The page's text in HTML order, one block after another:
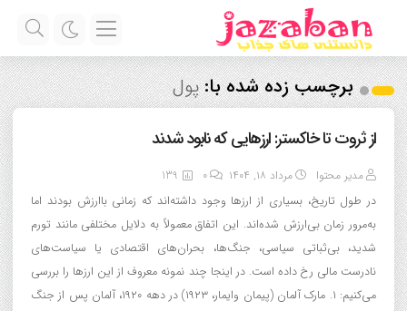
برچسب زده شده با:پول
از ثروت تا خاکستر: ارزهایی که نابود شدند
مدیر محتوا مرداد ۱۸, ۱۴۰۴ 0
139
در طول تاریخ، بسیاری از ارزها وجود داشته‌اند که زمانی باارزش بودند اما
به‌مرور زمان بی‌ارزش شده‌اند. این اتفاق معمولاً به دلایل مختلفی مانند تورم
شدید، بی‌ثباتی سیاسی، جنگ‌ها، بحران‌های اقتصادی یا سیاست‌های
نادرست مالی رخ داده است. در اینجا چند نمونه معروف از این ارزها را بررسی
می‌کنیم: ۱. مارک آلمان (پیمان وایمار، ۱۹۲۳) در دهه ۱۹۲۰، آلمان پس از جنگ